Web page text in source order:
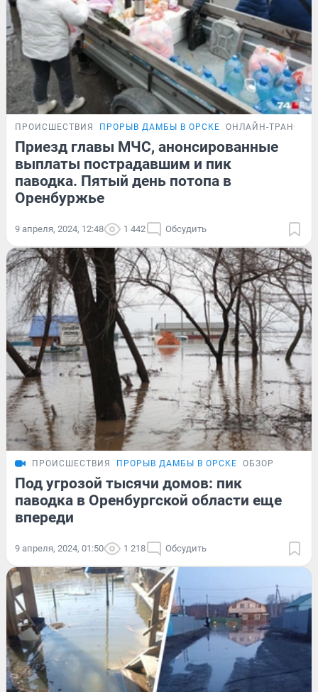
ПРОИСШЕСТВИЯ ПРОРЫВ ДАМБЫ В ОРСКЕ ОНЛАЙН-
Приезд главы МЧС, анонсированные
выплаты пострадавшим и пик
паводка. Пятый день потопа в
Оренбуржье
9 апреля, 2024, 12:48 1 442 Обсудить
ПРОИСШЕСТВИЯ ПРОРЫВ ДАМБЫ В ОРСКЕ ОБЗОР
Под угрозой тысячи домов: пик
паводка в Оренбургской области еще
впереди
9 апреля, 2024, 01:50 1 218 Обсудить